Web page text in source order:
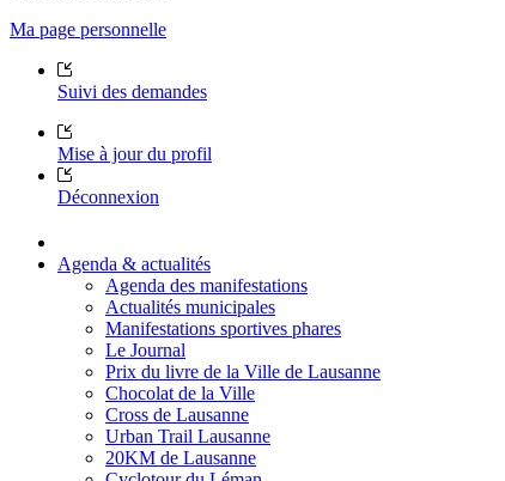
Ma page personnelle
Suivi des demandes
Mise à jour du profil
Déconnexion
Agenda & actualités
Agenda des manifestations
Actualités municipales
Manifestations sportives phares
Le Journal
Prix du livre de la Ville de Lausanne
Chocolat de la Ville
Cross de Lausanne
Urban Trail Lausanne
20KM de Lausanne